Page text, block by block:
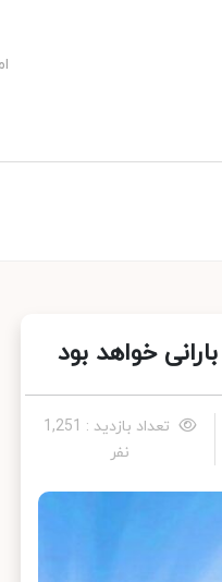
تعداد بازدید : 1,251
نفر